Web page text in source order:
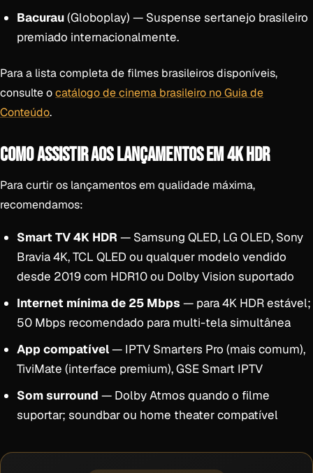
Bacurau(Globoplay) — Suspense sertanejo brasileiro
premiado internacionalmente.
Para a lista completa de filmes brasileiros disponíveis,
consulte ocatálogo de cinema brasileiro no Guia de
Conteúdo.
COMO ASSISTIR AOS LANÇAMENTOS EM 4K HDR
Para curtir os lançamentos em qualidade máxima,
recomendamos:
Smart TV 4K HDR — Samsung QLED, LG OLED, Sony
Bravia 4K, TCL QLED ou qualquer modelo vendido
desde 2019 com HDR10 ou Dolby Vision suportado
Internet mínima de 25 Mbps — para 4K HDR estável;
50 Mbps recomendado para multi-tela simultânea
App compatível— IPTV Smarters Pro (mais comum),
TiviMate (interface premium), GSE Smart IPTV
Som surround — Dolby Atmos quando o filme
suportar; soundbar ou home theater compatível